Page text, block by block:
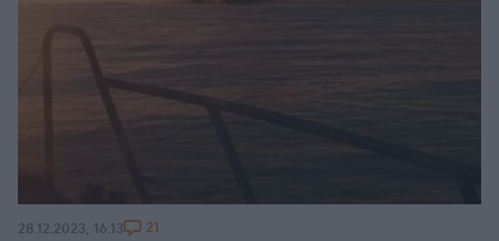
28.12.2023, 16:13 21